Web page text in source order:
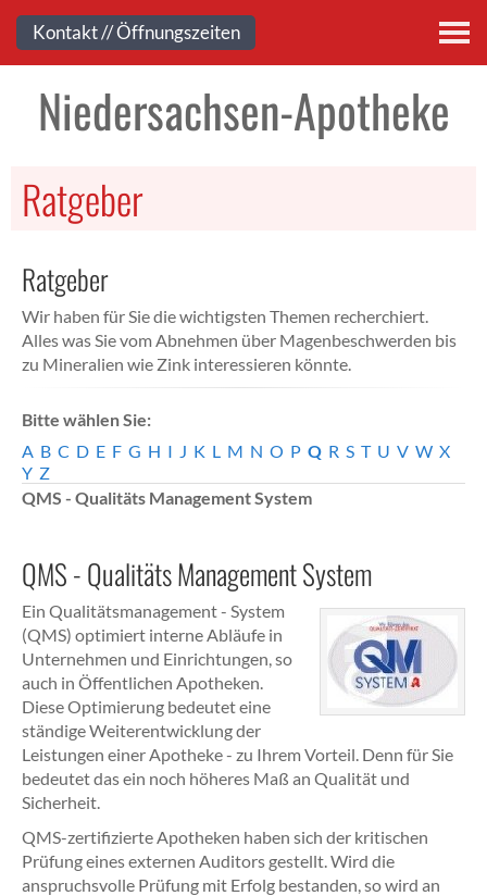
Kontakt
Niedersachsen-Apotheke
Ratgeber
Ratgeber
Wir haben für Sie die wichtigsten Themen recherchiert.
Alles was Sie vom Abnehmen über Magenbeschwerden bis
zu Mineralien wie Zink interessieren könnte.
Bitte wählen Sie:
A B C D E F G H I J K L M N O P Q R S T U V W X
Y Z
QMS - Qualitäts Management System
QMS - Qualitäts Management System
Ein Qualitätsmanagement - System
(QMS) optimiert interne Abläufe in
Unternehmen und Einrichtungen, so
auch in Öffentlichen Apotheken.
Diese Optimierung bedeutet eine
ständige Weiterentwicklung der
Leistungen einer Apotheke - zu Ihrem Vorteil. Denn für Sie
bedeutet das ein noch höheres Maß an Qualität und
Sicherheit.
QMS-zertifizierte Apotheken haben sich der kritischen
Prüfung eines externen Auditors gestellt. Wird die
anspruchsvolle Prüfung mit Erfolg bestanden, so wird an
Kontakt // Öffnungszeiten